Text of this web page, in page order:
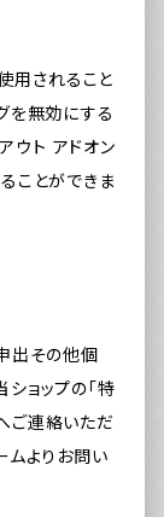
用されること
を無効にする
ウト アドオン
ことができま
出その他個
ョップの「特
ご連絡いただ
ムよりお問い